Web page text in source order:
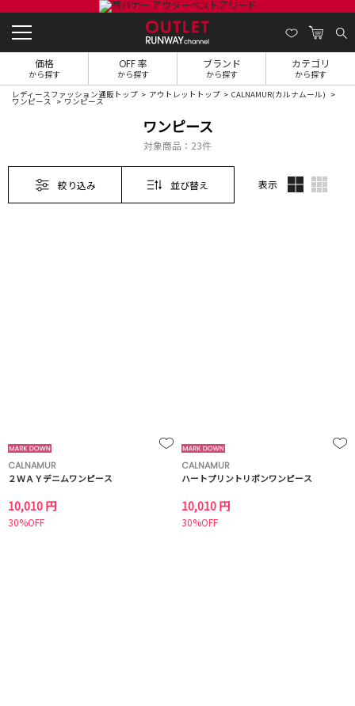
価格
から探す
OFF 率
から探す
ブランド
から探す
カテゴリ
から探す
レディースファッション通販トップ アウトレットトップ CALNAMUR(カルナムール)
ワンピース ワンピース
ワンピース
対象商品： 23件
絞り込み 並び替え 表示
CALNAMUR
２ＷＡＹデニムワンピース
10,010 円
30%OFF
CALNAMUR
ハートプリントリボンワンピース
10,010 円
30%OFF